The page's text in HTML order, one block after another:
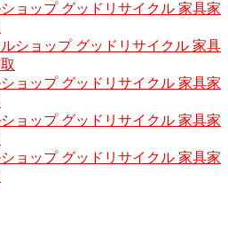
ョップ グッドリサイクル 家具家
ショップ グッドリサイクル 家具
ョップ グッドリサイクル 家具家
ョップ グッドリサイクル 家具家
ョップ グッドリサイクル 家具家